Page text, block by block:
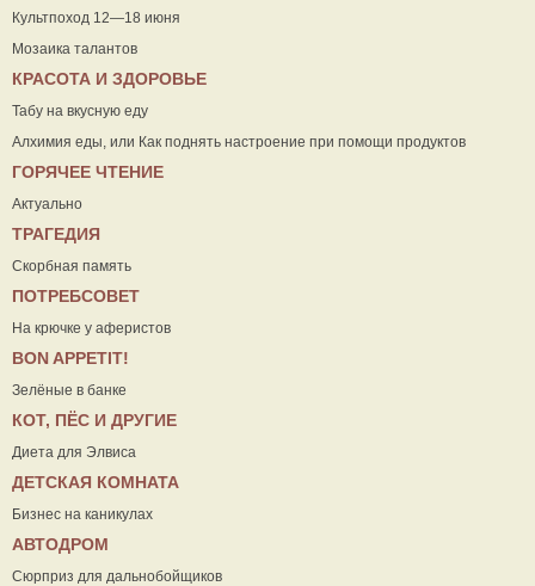
Культпоход 12—18 июня
Мозаика талантов
КРАСОТА И ЗДОРОВЬЕ
Табу на вкусную еду
Алхимия еды, или Как поднять настроение при помощи продуктов
ГОРЯЧЕЕ ЧТЕНИЕ
Актуально
ТРАГЕДИЯ
Скорбная память
ПОТРЕБСОВЕТ
На крючке у аферистов
ВON APPETIT!
Зелёные в банке
КОТ, ПЁС И ДРУГИЕ
Диета для Элвиса
ДЕТСКАЯ КОМНАТА
Бизнес на каникулах
АВТОДРОМ
Сюрприз для дальнобойщиков